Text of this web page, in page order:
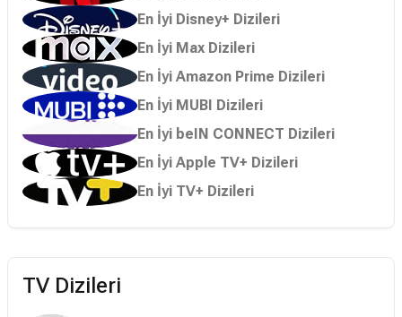
En İyi Disney+ Dizileri
En İyi Max Dizileri
En İyi Amazon Prime Dizileri
En İyi MUBI Dizileri
En İyi beIN CONNECT Dizileri
En İyi Apple TV+ Dizileri
En İyi TV+ Dizileri
TV Dizileri